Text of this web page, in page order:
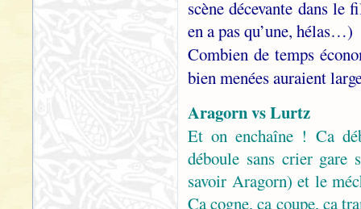
scène décevante dans le
en a pas qu’une, hélas…)
Combien de temps
bien menées auraient
Aragorn vs Lurtz
Et on enchaîne ! Ca
déboule sans crier gare
savoir Aragorn) et le
Ca cogne, ça coupe, ça